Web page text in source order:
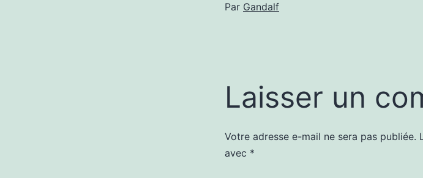
Par Gandalf
Laisser un
Votre adresse e-mail ne sera pas publiée.
avec *